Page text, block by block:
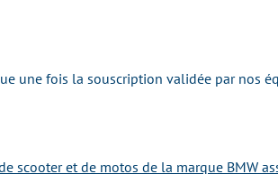
une fois la souscription validée par nos
scooter et de motos de la marque BMW